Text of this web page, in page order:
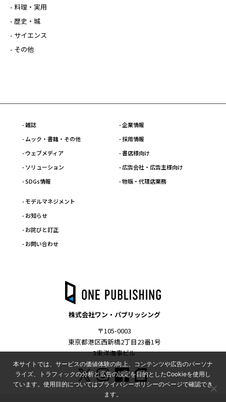
- 料理・実用
- 歴史・城
- サイエンス
- その他
- 雑誌
- ムック・書籍・その他
- ウェブメディア
- ソリューション
- SDGs情報
- 企業情報
- 採用情報
- 書店様向け
- 広告会社・広告主様向け
- 物販・代理店業務
- モデルマネジメント
- お知らせ
- お詫びと訂正
- お問い合わせ
株式会社ワン・パブリッシング
〒105-0003
東京都港区西新橋2丁目23番1号
3東洋海事ビル
本サイトでは、サービスの価値体験の向上、コンテンツや広告のパーソナ
ライズ、トラフィックの分析と広告の設定を目的としたCookieを使用し
ています。使用目的についてはプライバシーポリシーのページで確認でき
ます。